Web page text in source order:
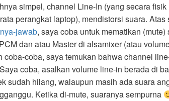
simpel, channel Line-In (yang secara fisik
perangkat laptop), mendistorsi suara. Atas
jawab, saya coba untuk mematikan (mute)
dan atau Master di alsamixer (atau
coba-coba, saya temukan bahwa channel
coba, asalkan volume line-in berada di
sudah hilang, walaupun masih ada suara
Ketika di-mute, suaranya sempurna